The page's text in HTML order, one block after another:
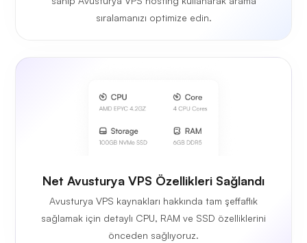
sıralamanızı optimize edin.
Net Avusturya VPS Özellikleri Sağlandı
Avusturya VPS kaynakları hakkında tam şeffaflık
sağlamak için detaylı CPU, RAM ve SSD özelliklerini
önceden sağlıyoruz.